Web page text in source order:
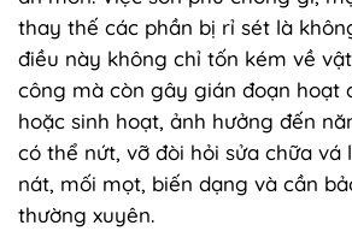
thay thế các phần bị rỉ sét là
điều này không chỉ tốn kém về
công mà còn gây gián đoạn hoạt
hoặc sinh hoạt, ảnh hưởng đến
có thể nứt, vỡ đòi hỏi sửa chữa vá
nát, mối mọt, biến dạng và cần
thường xuyên.